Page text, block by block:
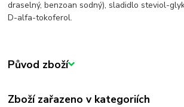
draselný, benzoan sodný), sladidlo steviol-
D-alfa-tokoferol.
Původ zboží
Zboží zařazeno v kategoriích